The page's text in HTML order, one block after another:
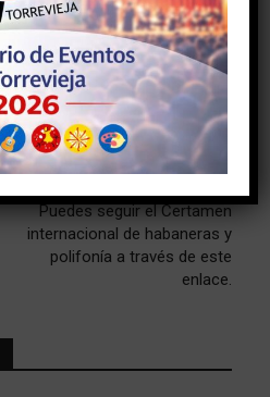
Twitter Pinterest
Puedes seguir el Certamen
internacional de habaneras y
polifonía a través de este
enlace.